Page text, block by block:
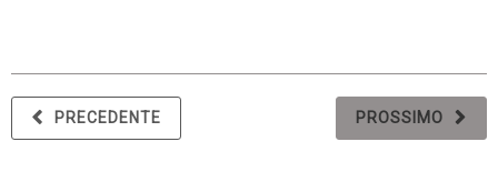
PROSSIMO
PRECEDENTE